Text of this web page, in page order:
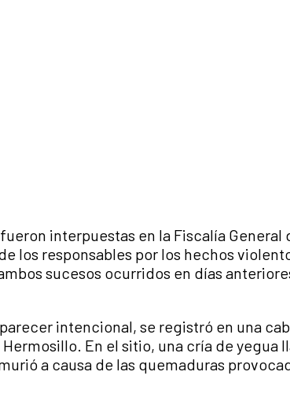
interpuestas en la Fiscalía
los responsables por los hechos
sucesos ocurridos en días
intencional, se registró en una
En el sitio, una cría de yegua
a causa de las quemaduras